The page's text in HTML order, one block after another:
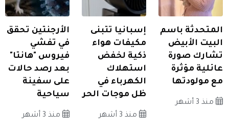
المتحدثة باسم
البيت الأبيض
تشارك صورة
عائلية مؤثرة
مع مولودتها
منذ 3 أشهر
إسبانيا تتبنى
مكيفات هواء
ذكية لخفض
استهلاك
الكهرباء في
ظل موجات الحر
منذ 3 أشهر
الأرجنتين تحقق
في تفشي
فيروس "هانتا"
بعد رصد حالات
على سفينة
سياحية
منذ 3 أشهر